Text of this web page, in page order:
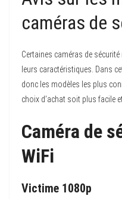
caméras de
Certaines caméras de sécurité
leurs caractéristiques. Dans
donc les modèles les plus
choix d’achat soit plus facile
Caméra de
WiFi
Victime 1080p